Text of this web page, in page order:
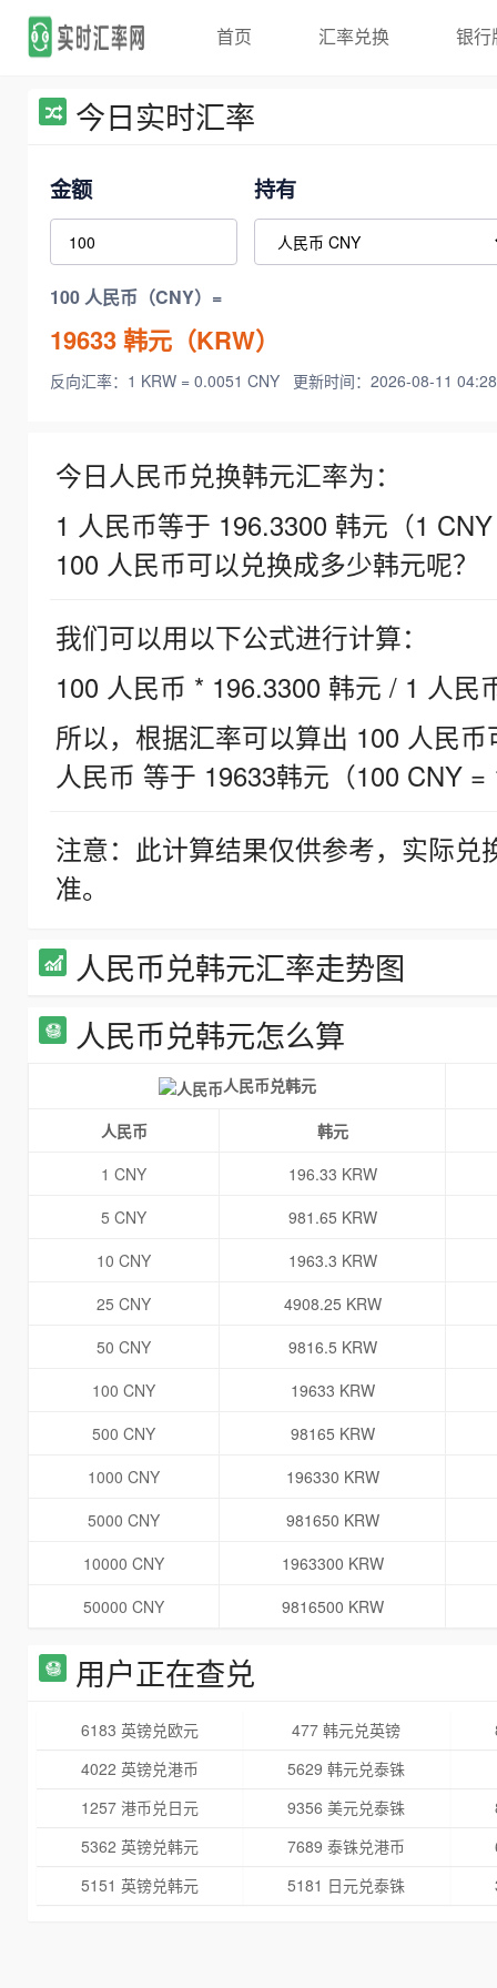
首页 汇率兑换 银行
今日实时汇率
金额 持有
100 人民币（CNY）=
19633韩元（KRW）
反向汇率：1 KRW = 0.0051 CNY 更新时间：2026-08-11
今日人民币兑换韩元汇率为：
1 人民币等于 196.3300 韩元（1
100 人民币可以兑换成多少韩元呢？
我们可以用以下公式进行计算：
100 人民币 * 196.3300 韩元 / 1 人民
所以，根据汇率可以算出 100 人民
人民币 等于 19633韩元（100 CNY =
注意：此计算结果仅供参考，实际
准。
人民币兑韩元汇率走势图
人民币兑韩元怎么算
人民币兑韩元
人民币
韩元
1 CNY
196.33 KRW
5 CNY
981.65 KRW
10 CNY
1963.3 KRW
25 CNY
4908.25 KRW
50 CNY
9816.5 KRW
100 CNY
19633 KRW
500 CNY
98165 KRW
1000 CNY
196330 KRW
5000 CNY
981650 KRW
10000 CNY
1963300 KRW
50000 CNY
9816500 KRW
用户正在查兑
6183 英镑兑欧元 477 韩元兑英镑
4022 英镑兑港币
5629 韩元兑泰铢
1257 港币兑日元
9356 美元兑泰铢
5362 英镑兑韩元
7689 泰铢兑港币
5151 英镑兑韩元
5181 日元兑泰铢